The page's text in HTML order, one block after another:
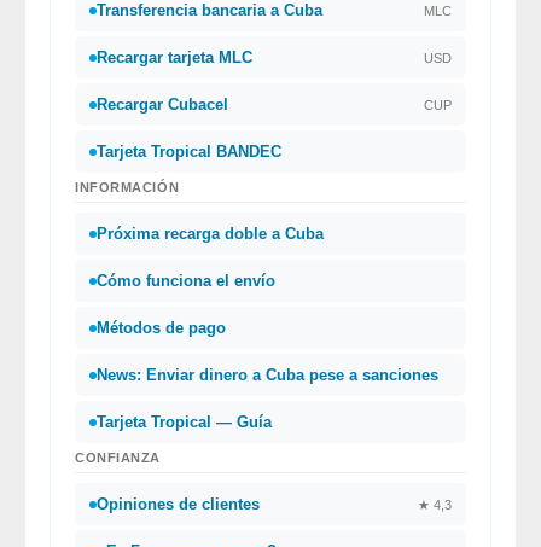
Transferencia bancaria a Cuba MLC
Recargar tarjeta MLC USD
Recargar Cubacel CUP
Tarjeta Tropical BANDEC
INFORMACIÓN
Próxima recarga doble a Cuba
Cómo funciona el envío
Métodos de pago
News: Enviar dinero a Cuba pese a sanciones
Tarjeta Tropical — Guía
CONFIANZA
Opiniones de clientes ★ 4,3